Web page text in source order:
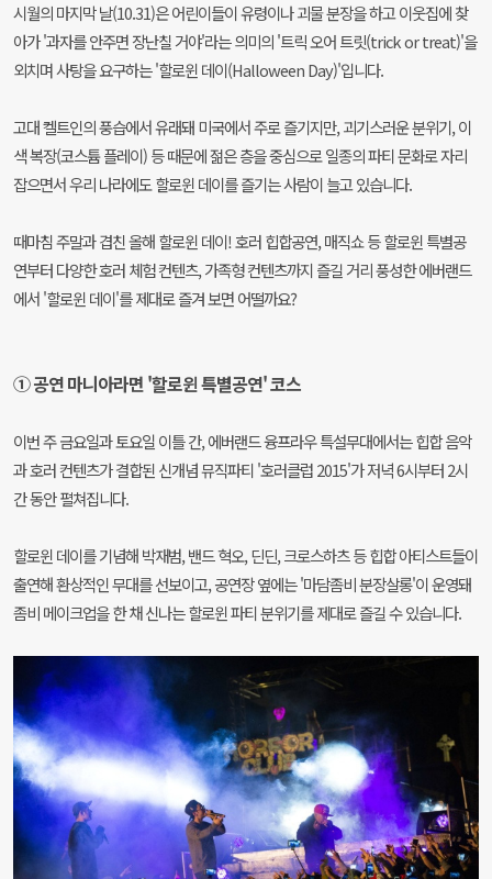
시월의 마지막 날(10.31)은 어린이들이 유령이나 괴물 분장을 하고 이웃집에 찾
아가 '과자를 안주면 장난칠 거야'라는 의미의 '트릭 오어 트릿(trick or treat)'을
외치며 사탕을 요구하는 '할로윈 데이(Halloween Day)'입니다.
고대 켈트인의 풍습에서 유래돼 미국에서 주로 즐기지만, 괴기스러운 분위기, 이
색 복장(코스튬 플레이) 등 때문에 젊은 층을 중심으로 일종의 파티 문화로 자리
잡으면서 우리 나라에도 할로윈 데이를 즐기는 사람이 늘고 있습니다.
때마침 주말과 겹친 올해 할로윈 데이! 호러 힙합공연, 매직쇼 등 할로윈 특별공
연부터 다양한 호러 체험 컨텐츠, 가족형 컨텐츠까지 즐길 거리 풍성한 에버랜드
에서 '할로윈 데이'를 제대로 즐겨 보면 어떨까요?
① 공연 마니아라면 '할로윈 특별공연' 코스
이번 주 금요일과 토요일 이틀 간, 에버랜드 융프라우 특설무대에서는 힙합 음악
과 호러 컨텐츠가 결합된 신개념 뮤직파티 '호러클럽 2015'가 저녁 6시부터 2시
간 동안 펼쳐집니다.
할로윈 데이를 기념해 박재범, 밴드 혁오, 딘딘, 크로스하츠 등 힙합 아티스트들이
출연해 환상적인 무대를 선보이고, 공연장 옆에는 '마담좀비 분장살롱'이 운영돼
좀비 메이크업을 한 채 신나는 할로윈 파티 분위기를 제대로 즐길 수 있습니다.